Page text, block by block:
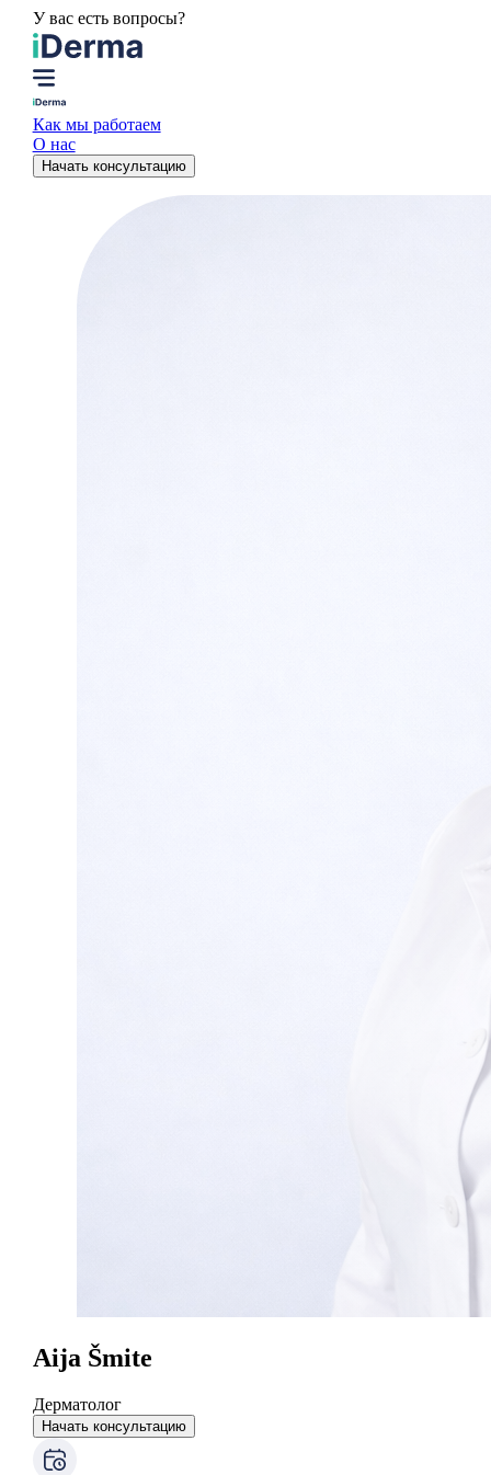
У вас есть вопросы?
Как мы работаем
О нас
Начать консультацию
Aija Šmite
Дерматолог
Начать консультацию